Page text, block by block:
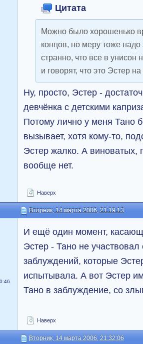
Цитата
Можно было хорошенько
концов, но меру тоже
странно, что все в
и говорят, что это Эстер
Ну, просто, Эстер -
девчёнка с детскими
Потому лично у меня Тано
вызывает, хотя кому-то,
Эстер жалко. А виноватых,
вообще нет.
Наверх
Вторник, 14 марта 2006, 21:19:13
И ещё один момент,
Эстер - Тано не участвовал
заблуждений, которые
испытывала. А вот Эстер
Тано в заблуждение, со
Наверх
Вторник, 14 марта 2006, 21:32:06